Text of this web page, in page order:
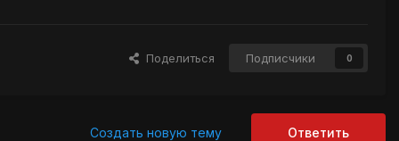
Поделиться Подписчики 0
Ответить
Создать новую тему